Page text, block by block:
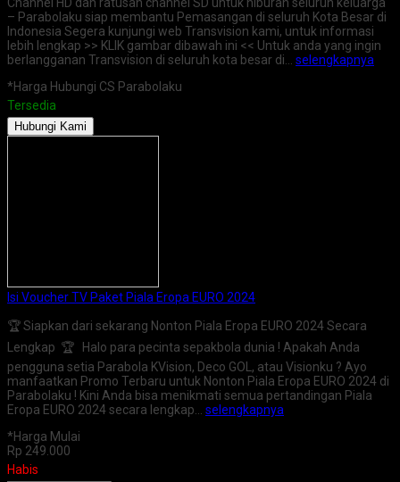
– Parabolaku siap membantu Pemasangan di seluruh Kota Besar di
Indonesia Segera kunjungi web Transvision kami, untuk informasi
lebih lengkap >> KLIK gambar dibawah ini << Untuk anda yang ingin
berlangganan Transvision di seluruh kota besar di… selengkapnya
*Harga Hubungi CS Parabolaku
Tersedia
Hubungi Kami
Isi Voucher TV Paket Piala Eropa EURO 2024
🏆 Siapkan dari sekarang Nonton Piala Eropa EURO 2024 Secara
Lengkap 🏆 Halo para pecinta sepakbola dunia ! Apakah Anda
pengguna setia Parabola KVision, Deco GOL, atau Visionku ? Ayo
manfaatkan Promo Terbaru untuk Nonton Piala Eropa EURO 2024 di
Parabolaku ! Kini Anda bisa menikmati semua pertandingan Piala
Eropa EURO 2024 secara lengkap… selengkapnya
*Harga Mulai
Rp 249.000
Habis